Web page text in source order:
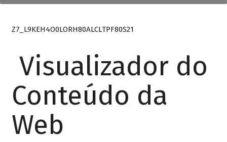
Z7_L9KEH4O0LORH80ALCLTPF80S21
Visualizador do
Conteúdo da
Web